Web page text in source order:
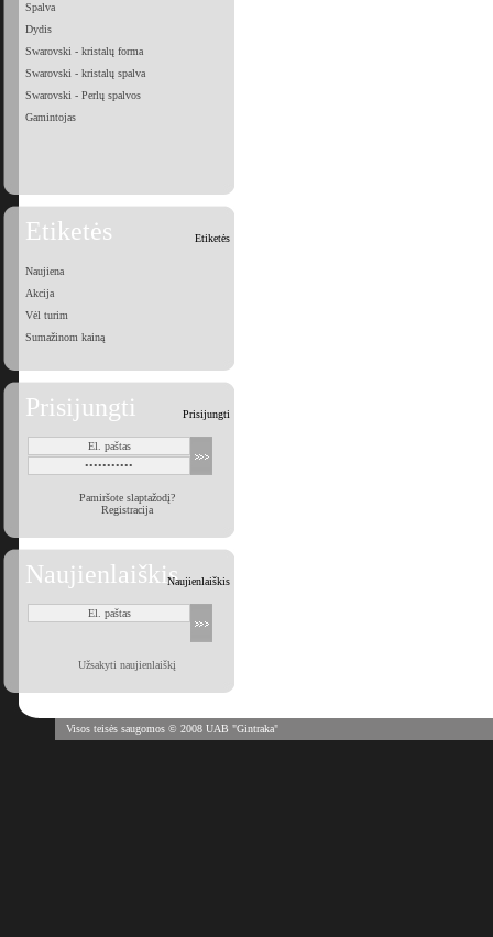
Spalva
Dydis
Swarovski - kristalų forma
Swarovski - kristalų spalva
Swarovski - Perlų spalvos
Gamintojas
Etiketės Etiketės
Naujiena
Akcija
Vėl turim
Sumažinom kainą
Prisijungti Prisijungti
Pamiršote slaptažodį?
Registracija
NaujienlaiškisNaujienlaiškis
Užsakyti naujienlaiškį
Visos teisės saugomos © 2008 UAB "Gintraka"